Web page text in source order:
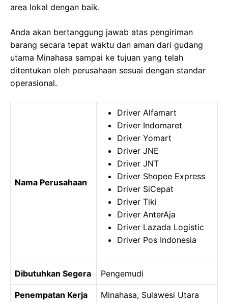
area lokal dengan baik.
Anda akan bertanggung jawab atas pengiriman
barang secara tepat waktu dan aman dari gudang
utama Minahasa sampai ke tujuan yang telah
ditentukan oleh perusahaan sesuai dengan standar
operasional.
Nama Perusahaan
Driver Alfamart
Driver Indomaret
Driver Yomart
Driver JNE
Driver JNT
Driver Shopee Express
Driver SiCepat
Driver Tiki
Driver AnterAja
Driver Lazada Logistic
Driver Pos Indonesia
Dibutuhkan Segera Pengemudi
Penempatan Kerja Minahasa, Sulawesi Utara